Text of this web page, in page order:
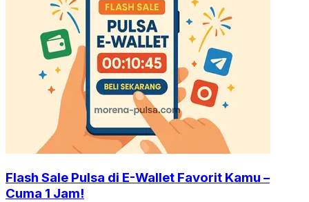
Flash Sale Pulsa di E-Wallet Favorit Kamu –
Cuma 1 Jam!